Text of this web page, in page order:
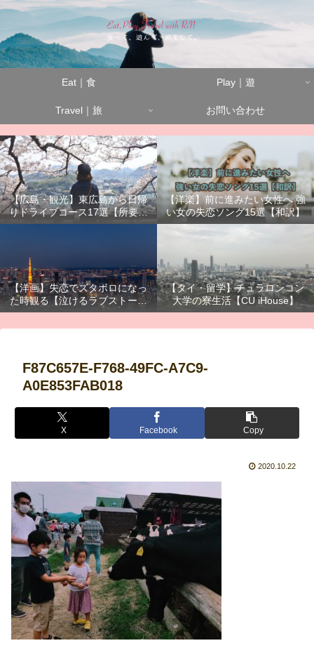
Eat｜食 Play｜遊
Travel｜旅 お問い合わせ
【広島・観光】東広島から日帰
りドライブコース17選【所要時
間別】
【洋楽】前に進みたい女性へ 強
い女の失恋ソング15選【和訳】
【洋画】失恋でズタボロになっ
た時観る【泣けるラブストーリ
ーまとめ】
【タイ・留学】チュラロンコン
大学の寮生活【CU iHouse】
F87C657E-F768-49FC-A7C9-
A0E853FAB018
X Facebook Copy
2020.10.22